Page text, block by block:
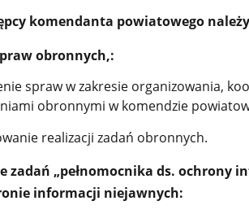
komendanta powiatowego
obronnych,:
spraw w zakresie organizowania,
obronnymi w komendzie
realizacji zadań obronnych.
zadań „pełnomocnika ds. ochrony
informacji niejawnych: